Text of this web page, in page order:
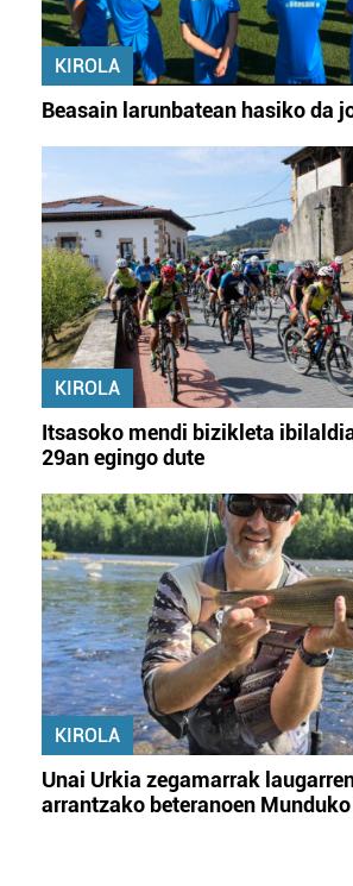
KIROLA
Beasain larunbatean hasiko da
KIROLA
Itsasoko mendi bizikleta
29an egingo dute
KIROLA
Unai Urkia zegamarrak
arrantzako beteranoen